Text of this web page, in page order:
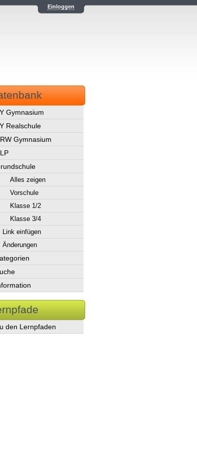
Einloggen
Gymnasium
Realschule
Gymnasium
Alles zeigen
Vorschule
Klasse 1/2
Klasse 3/4
Link einfügen
Änderungen
den Lernpfaden